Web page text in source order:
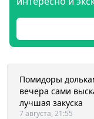
Помидоры
вечера сами
лучшая закуска
7 августа, 21:55